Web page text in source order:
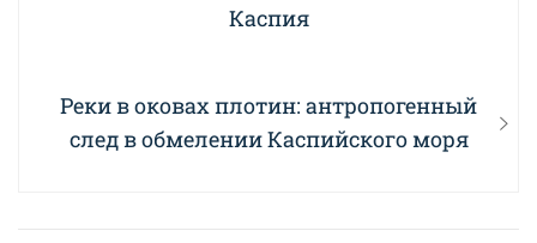
Каспия
Next
post:
Реки в оковах плотин: антропогенный
след в обмелении Каспийского моря